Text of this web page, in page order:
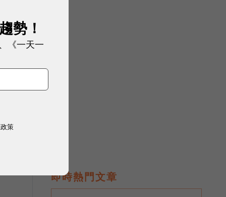
即時熱門文章
勢！
《一天一
策